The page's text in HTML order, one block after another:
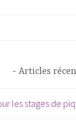
Articles
les stages de